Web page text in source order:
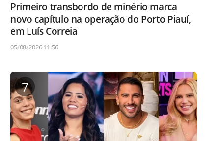
Primeiro transbordo de minério marca
novo capítulo na operação do Porto Piauí,
em Luís Correia
05/08/2026 11:56
7